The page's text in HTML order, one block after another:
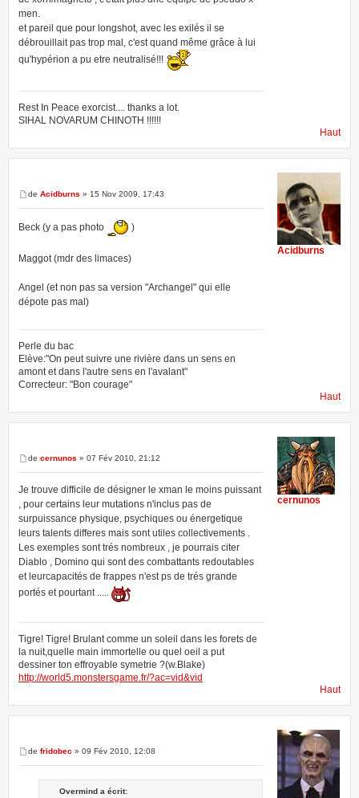
men.
et pareil que pour longshot, avec les exilés il se
débrouillait pas trop mal, c'est quand même grâce à lui
qu'hypérion a pu etre neutralisé!!!
Rest In Peace exorcist.... thanks a lot.
SIHAL NOVARUM CHINOTH !!!!!!
Haut
de Acidburns » 15 Nov 2009, 17:43
Beck (y a pas photo )
Maggot (mdr des limaces)
Angel (et non pas sa version "Archangel" qui elle
dépote pas mal)
Perle du bac
Elève:"On peut suivre une rivière dans un sens en
amont et dans l'autre sens en l'avalant"
Correcteur: "Bon courage"
Acidburns
Haut
de cernunos » 07 Fév 2010, 21:12
Je trouve difficile de désigner le xman le moins puissant
, pour certains leur mutations n'inclus pas de
surpuissance physique, psychiques ou énergetique
leurs talents differes mais sont utiles collectivements .
Les exemples sont trés nombreux , je pourrais citer
Diablo , Domino qui sont des combattants redoutables
et leurcapacités de frappes n'est ps de trés grande
portés et pourtant .....
Tigre! Tigre! Brulant comme un soleil dans les forets de
la nuit,quelle main immortelle ou quel oeil a put
dessiner ton effroyable symetrie ?(w.Blake)
http://world5.monstersgame.fr/?ac=vid&vid
cernunos
Haut
de fridobec » 09 Fév 2010, 12:08
Overmind a écrit: